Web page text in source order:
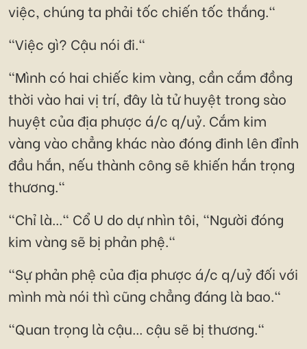
việc, chúng ta phải tốc chiến tốc thắng."
"Việc gì? Cậu nói đi."
"Mình có hai chiếc kim vàng, cần cắm đồng
thời vào hai vị trí, đây là tử huyệt trong sào
huyệt của địa phược á/c q/uỷ. Cắm kim
vàng vào chẳng khác nào đóng đinh lên đỉnh
đầu hắn, nếu thành công sẽ khiến hắn trọng
thương."
"Chỉ là..." Cổ U do dự nhìn tôi, "Người đóng
kim vàng sẽ bị phản phệ."
"Sự phản phệ của địa phược á/c q/uỷ đối với
mình mà nói thì cũng chẳng đáng là bao."
"Quan trọng là cậu... cậu sẽ bị thương."